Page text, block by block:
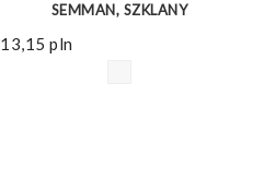
SEMMAN, SZKLANY
13,15pln